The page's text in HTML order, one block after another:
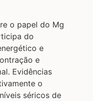
o papel do Mg
do
e
e
Evidências
o
séricos de